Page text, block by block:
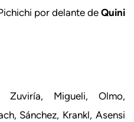
por delante de Quini
Zuviría, Migueli, Olmo,
Sánchez, Krankl, Asensi